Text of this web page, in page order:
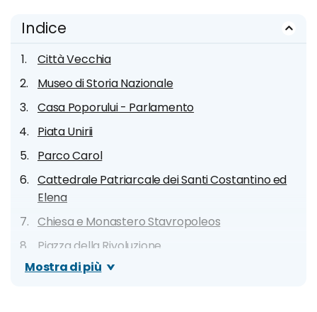
Indice
Città Vecchia
Museo di Storia Nazionale
Casa Poporului - Parlamento
Piata Unirii
Parco Carol
Cattedrale Patriarcale dei Santi Costantino ed
Elena
Chiesa e Monastero Stavropoleos
Piazza della Rivoluzione
Museo Nazionale d'Arte Romena
Mostra di più